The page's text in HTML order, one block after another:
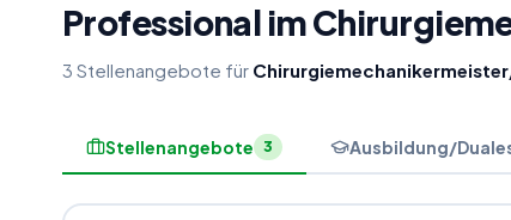
Professional im
3 Stellenangebote für
Stellenangebote 3 Ausbildung/